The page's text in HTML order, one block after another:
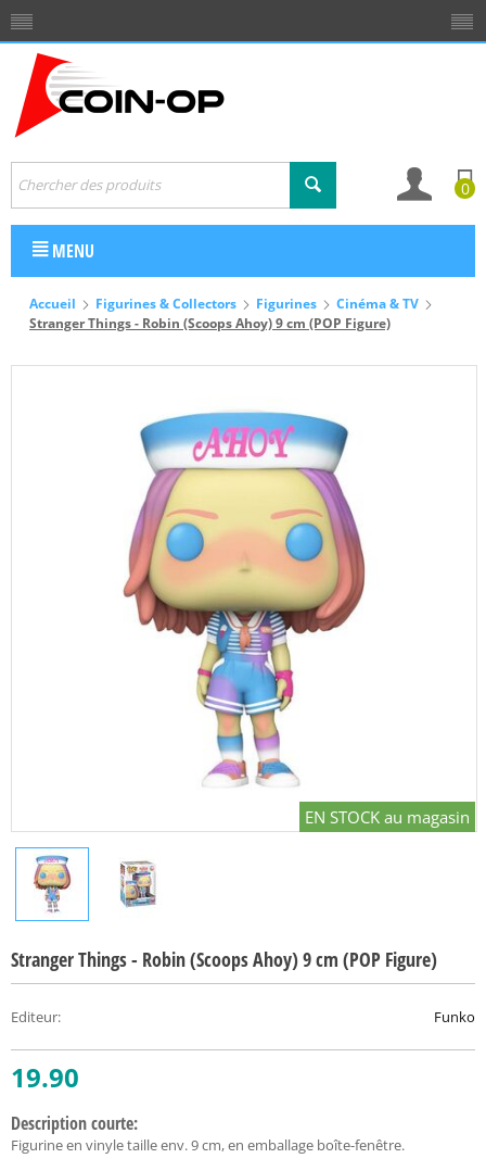
0
MENU
Accueil Figurines & Collectors Figurines
Cinéma & TV
Stranger Things - Robin (Scoops Ahoy) 9 cm (POP Figure)
EN STOCK au magasin
Stranger Things - Robin (Scoops Ahoy) 9 cm (POP Figure)
Editeur: Funko
19.90
Description courte:
Figurine en vinyle taille env. 9 cm, en emballage boîte-fenêtre.